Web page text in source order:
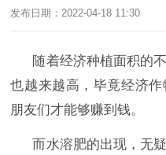
发布日期：2022-04-18 11:30
随着经济种植面积的
也越来越高，毕竟经济
朋友们才能够赚到钱。
而水溶肥的出现，无